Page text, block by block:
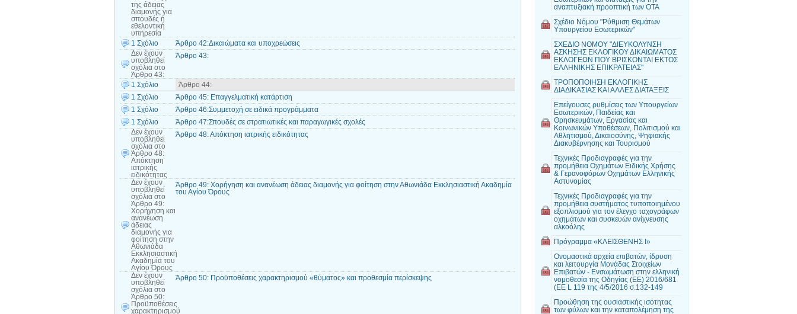
της άδειας
διαμονής για
σπουδές ή
εθελοντική
υπηρεσία
1 Σχόλιο
Άρθρο 42:Δικαιώματα και υποχρεώσεις
Δεν έχουν
υποβληθεί
σχόλια στο
Άρθρο 43:
Άρθρο 43:
1 Σχόλιο
Άρθρο 44:
1 Σχόλιο
Άρθρο 45: Επαγγελματική κατάρτιση
1 Σχόλιο
Άρθρο 46:Συμμετοχή σε ειδικά προγράμματα
1 Σχόλιο
Άρθρο 47:Σπουδές σε στρατιωτικές και παραγωγικές σχολές
Δεν έχουν
υποβληθεί
σχόλια στο
Άρθρο 48:
Απόκτηση
ιατρικής
ειδικότητας
Άρθρο 48: Απόκτηση ιατρικής ειδικότητας
Δεν έχουν
υποβληθεί
σχόλια στο
Άρθρο 49:
Χορήγηση και
ανανέωση
άδειας
διαμονής για
φοίτηση στην
Αθωνιάδα
Εκκλησιαστική
Ακαδημία του
Αγίου Όρους
Άρθρο 49: Χορήγηση και ανανέωση άδειας διαμονής για φοίτηση στην Αθωνιάδα Εκκλησιαστική Ακαδημία
του Αγίου Όρους
Δεν έχουν
υποβληθεί
σχόλια στο
Άρθρο 50:
Προϋποθέσεις
χαρακτηρισμού
Άρθρο 50: Προϋποθέσεις χαρακτηρισμού «θύματος» και προθεσμία περίσκεψης
αναπτυξιακή προοπτική των ΟΤΑ
Σχέδιο Νόμου "Ρύθμιση Θεμάτων
Υπουργείου Εσωτερικών"
ΣΧΕΔΙΟ ΝΟΜΟΥ "ΔΙΕΥΚΟΛΥΝΣΗ
ΑΣΚΗΣΗΣ ΕΚΛΟΓΙΚΟΥ ΔΙΚΑΙΩΜΑΤΟΣ
ΕΚΛΟΓΕΩΝ ΠΟΥ ΒΡΙΣΚΟΝΤΑΙ ΕΚΤΟΣ
ΕΛΛΗΝΙΚΗΣ ΕΠΙΚΡΑΤΕΙΑΣ"
ΤΡΟΠΟΠΟΙΗΣΗ ΕΚΛΟΓΙΚΗΣ
ΔΙΑΔΙΚΑΣΙΑΣ ΚΑΙ ΑΛΛΕΣ ΔΙΑΤΑΞΕΙΣ
Επείγουσες ρυθμίσεις των Υπουργείων
Εσωτερικών, Παιδείας και
Θρησκευμάτων, Εργασίας και
Κοινωνικών Υποθέσεων, Πολιτισμού και
Αθλητισμού, Δικαιοσύνης, Ψηφιακής
Διακυβέρνησης και Τουρισμού
Τεχνικές Προδιαγραφές για την
προμήθεια Οχημάτων Ειδικής Χρήσης
& Γερανοφόρων Οχημάτων Ελληνικής
Αστυνομίας
Τεχνικές Προδιαγραφές για την
προμήθεια συστήματος τυποποιημένου
εξοπλισμού για τον έλεγχο ταχογράφων
οχημάτων και συσκευών ανίχνευσης
αλκοόλης
Πρόγραμμα «ΚΛΕΙΣΘΕΝΗΣ Ι»
Ονομαστικά αρχεία επιβατών, ίδρυση
και λειτουργία Μονάδας Στοιχείων
Επιβατών - Ενσωμάτωση στην ελληνική
νομοθεσία της Οδηγίας (EE) 2016/681
(EE L 119 της 4/5/2016 σ.132-149
Προώθηση της ουσιαστικής ισότητας
των φύλων και την καταπολέμηση της